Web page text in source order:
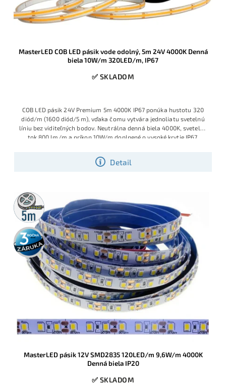
MasterLED COB LED pásik vode odolný, 5m 24V 4000K Denná
biela 10W/m 320LED/m, IP67
✅ SKLADOM
Detail
COB LED pásik 24V Premium 5m 4000K IP67 ponúka hustotu 320
diód/m (1600 diód/5 m), vďaka čomu vytvára jednoliatu svetelnú
líniu bez viditeľných bodov. Neutrálna denná biela 4000K, svetelný
tok 800 lm/m a príkon 10W/m doplnené o vysoké krytie IP67,
wellness a iné vlhké prostredia.
5m
rolka
3 roky
záruka
MasterLED pásik 12V SMD2835 120LED/m 9,6W/m 4000K
Denná biela IP20
✅ SKLADOM